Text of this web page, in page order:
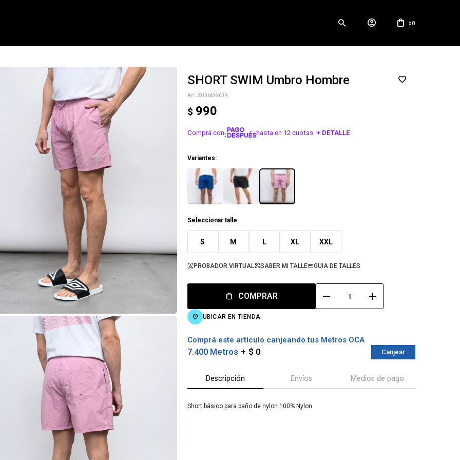
$ 0
SHORT SWIM Umbro Hombre
20106406-00R
$ 990
Comprá con hasta en 12 cuotas + DETALLE
Variantes:
Seleccionar talle
S M L XL XXL
PROBADOR VIRTUAL SABER MI TALLE GUIA DE TALLES
COMPRAR remove add
UBICAR EN TIENDA
Comprá este artículo canjeando tus Metros OCA
7.400 Metros $ 0 Canjear
Descripción Envíos Medios de pago
Short básico para baño de nylon.100% Nylon
NOTIFICARME